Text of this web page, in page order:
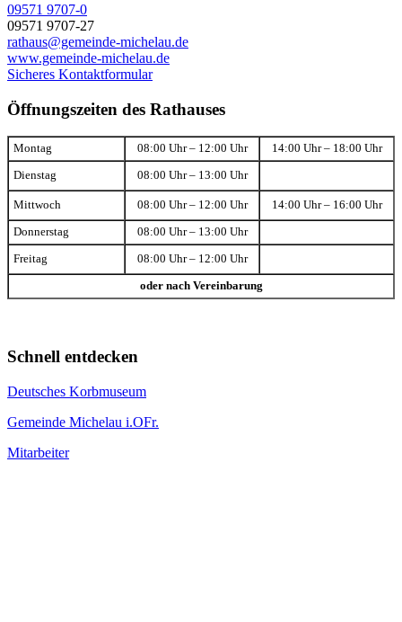
09571 9707-0
09571 9707-27
rathaus@gemeinde-michelau.de
www.gemeinde-michelau.de
Sicheres Kontaktformular
Öffnungszeiten des Rathauses
Montag 08:00 Uhr – 12:00 Uhr 14:00 Uhr – 18:00 Uhr
Dienstag 08:00 Uhr – 13:00 Uhr
Mittwoch 08:00 Uhr – 12:00 Uhr 14:00 Uhr – 16:00 Uhr
Donnerstag 08:00 Uhr – 13:00 Uhr
Freitag 08:00 Uhr – 12:00 Uhr
oder nach Vereinbarung
Schnell entdecken
Deutsches Korbmuseum
Gemeinde Michelau i.OFr.
Mitarbeiter